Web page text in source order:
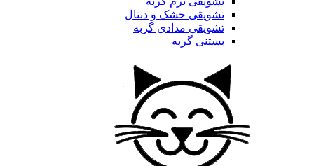
تشویقی خشک و دنتال
تشویقی مدادی گربه
بستنی گربه